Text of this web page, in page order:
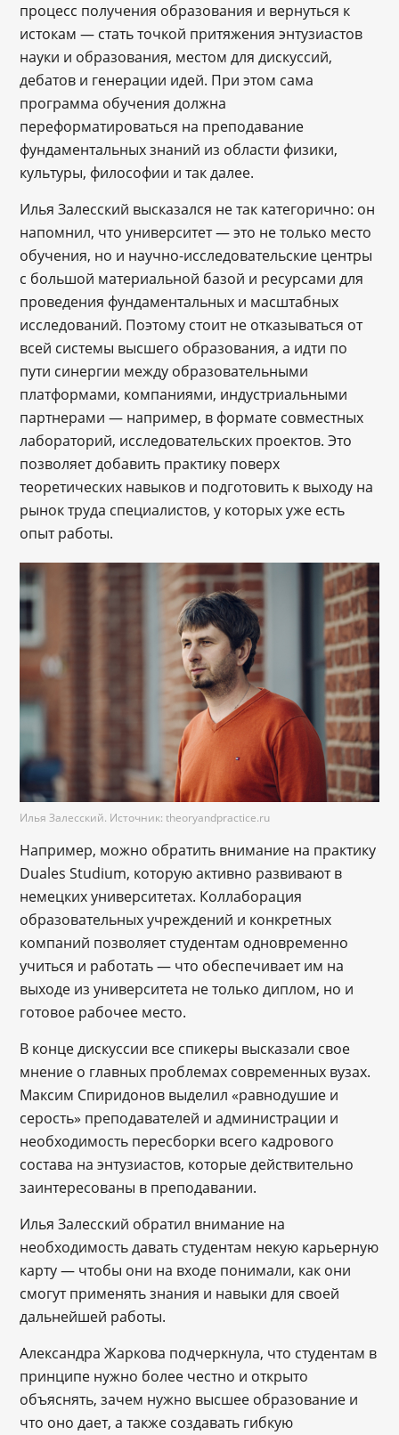
процесс получения образования и вернуться к
истокам ― стать точкой притяжения энтузиастов
науки и образования, местом для дискуссий,
дебатов и генерации идей. При этом сама
программа обучения должна
переформатироваться на преподавание
фундаментальных знаний из области физики,
культуры, философии и так далее.
Илья Залесский высказался не так категорично: он
напомнил, что университет ― это не только место
обучения, но и научно-исследовательские центры
с большой материальной базой и ресурсами для
проведения фундаментальных и масштабных
исследований. Поэтому стоит не отказываться от
всей системы высшего образования, а идти по
пути синергии между образовательными
платформами, компаниями, индустриальными
партнерами ― например, в формате совместных
лабораторий, исследовательских проектов. Это
позволяет добавить практику поверх
теоретических навыков и подготовить к выходу на
рынок труда специалистов, у которых уже есть
опыт работы.
Илья Залесский. Источник: theoryandpractice.ru
Например, можно обратить внимание на практику
Duales Studium, которую активно развивают в
немецких университетах. Коллаборация
образовательных учреждений и конкретных
компаний позволяет студентам одновременно
учиться и работать ― что обеспечивает им на
выходе из университета не только диплом, но и
готовое рабочее место.
В конце дискуссии все спикеры высказали свое
мнение о главных проблемах современных вузах.
Максим Спиридонов выделил «равнодушие и
серость» преподавателей и администрации и
необходимость пересборки всего кадрового
состава на энтузиастов, которые действительно
заинтересованы в преподавании.
Илья Залесский обратил внимание на
необходимость давать студентам некую карьерную
карту ― чтобы они на входе понимали, как они
смогут применять знания и навыки для своей
дальнейшей работы.
Александра Жаркова подчеркнула, что студентам в
принципе нужно более честно и открыто
объяснять, зачем нужно высшее образование и
что оно дает, а также создавать гибкую